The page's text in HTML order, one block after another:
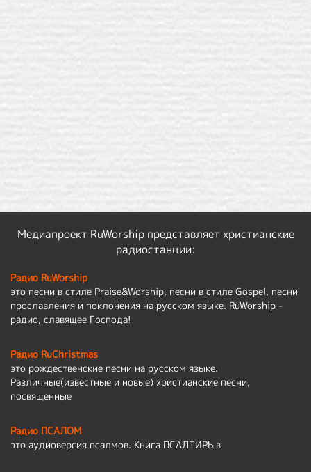
Медиапроект RuWorship представляет христианские
радиостанции:
Радио RuWorship
это песни в стиле Praise&Worship, песни в стиле Gospel, песни
прославления и поклонения на русском языке. RuWorship -
радио, славящее Господа!
Радио RuChristmas
это рождественские песни на русском языке.
Различные(известные и новые) христианские песни,
посвященные
Радио ПСАЛОМ
это аудиоверсия псалмов. Книга ПСАЛТИРЬ в